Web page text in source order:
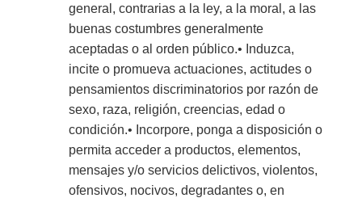
general, contrarias a la ley, a la moral, a las
buenas costumbres generalmente
aceptadas o al orden público.• Induzca,
incite o promueva actuaciones, actitudes o
pensamientos discriminatorios por razón de
sexo, raza, religión, creencias, edad o
condición.• Incorpore, ponga a disposición o
permita acceder a productos, elementos,
mensajes y/o servicios delictivos, violentos,
ofensivos, nocivos, degradantes o, en